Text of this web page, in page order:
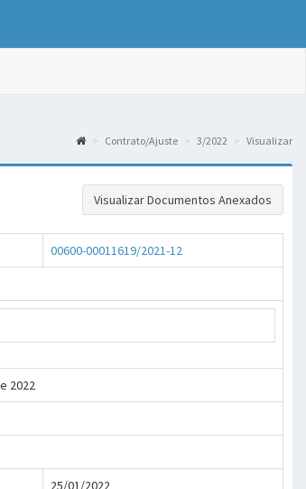
Contrato/Ajuste 3/2022 Visualizar
Visualizar Documentos Anexados
00600-00011619/2021-12
2022
25/01/2022